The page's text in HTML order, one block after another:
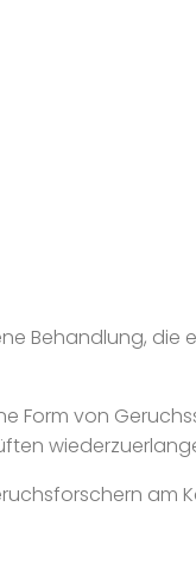
Behandlung,
Form von
am